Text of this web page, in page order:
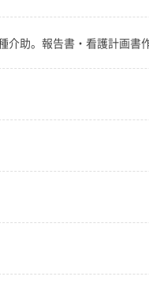
助。報告書・看護計画書